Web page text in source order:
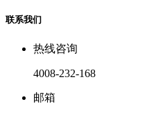
联系我们
热线咨询
4008-232-168
邮箱